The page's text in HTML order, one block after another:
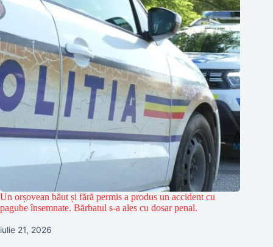
Un orșovean băut și fără permis a produs un accident cu
pagube însemnate. Bărbatul s-a ales cu dosar penal.
iulie 21, 2026